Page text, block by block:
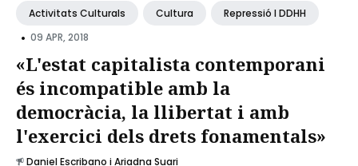
Activitats Culturals Cultura Repressió I DDHH
• 09 APR, 2018
«L'estat capitalista contemporani
és incompatible amb la
democràcia, la llibertat i amb
l'exercici dels drets fonamentals»
Daniel Escribano i Ariadna Suari